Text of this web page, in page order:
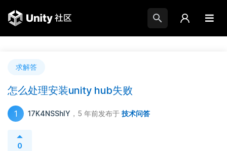
求解答
怎么处理安装unity hub失败
1 17K4NSShIY ，5 年前发布于 技术问答
0